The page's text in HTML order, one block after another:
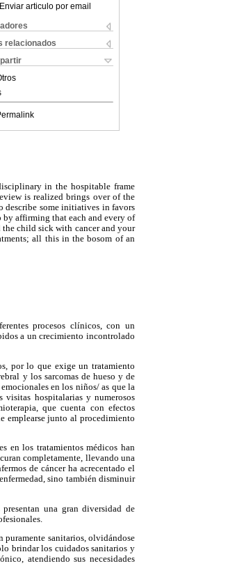
Enviar articulo por email
relacionados
in the hospitable frame
is realized brings over of the
describe some initiatives in favors
affirming that each and every of
the child sick with cancer and your
all this in the bosom of an
procesos clínicos, con un
a un crecimiento incontrolado
por lo que exige un tratamiento
y los sarcomas de hueso y de
en los niños/ as que la
visitas hospitalarias y numerosos
que cuenta con efectos
emplearse junto al procedimiento
en los tratamientos médicos han
completamente, llevando una
de cáncer ha acrecentado el
sino también disminuir
una gran diversidad de
puramente sanitarios, olvidándose
brindar los cuidados sanitarios y
atendiendo sus necesidades